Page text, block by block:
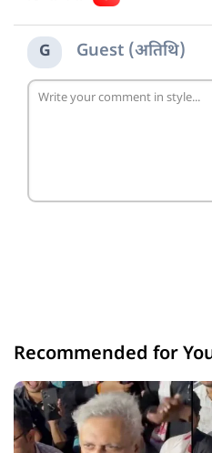
G Guest (अतिथि)
Recommended for